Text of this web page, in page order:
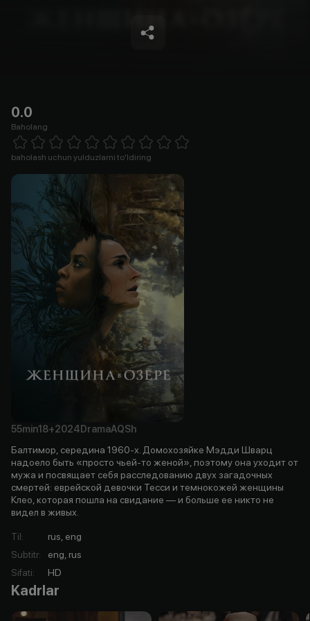
0.0
Baholang
1 Star 2 Stars 3 Stars 4 Stars5 Stars 6 Stars7 Stars8 Stars
baholash uchun yulduzlarni to'ldiring
55min18+2024 DramaAQSh
Балтимор, середина 1960-х. Домохозяйке Мэдди Шварц
надоело быть «просто чьей-то женой», поэтому она уходит от
мужа и посвящает себя расследованию двух загадочных
смертей: еврейской девочки Тесси и темнокожей женщины
Клео, которая пошла на свидание — и больше ее никто не
видел в живых.
Til:
rus, eng
Subtitr:
eng, rus
Sifati: HD
Kadrlar